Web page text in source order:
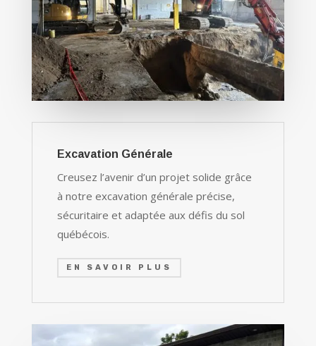
Excavation Générale
Creusez l’avenir d’un projet solide grâce
à notre excavation générale précise,
sécuritaire et adaptée aux défis du sol
québécois.
EN SAVOIR PLUS